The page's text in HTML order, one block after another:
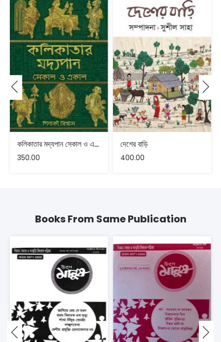
কলিকাতার মদ্যপান সেকাল ও একাল
350.00
দেশের বাড়ি
400.00
Books From Same Publication